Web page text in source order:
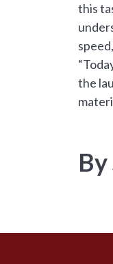
this
the